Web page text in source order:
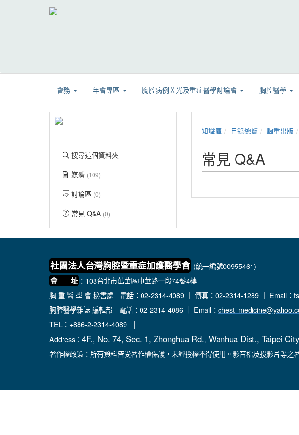
會務 年會專區 胸腔病例Ｘ光及重症醫學討論會 胸腔醫學
搜尋這個資料夾
媒體 (109)
討論區 (0)
常見 Q&A (0)
知識庫 目錄總覽 胸重出版
常見 Q&A
社團法人台灣胸腔暨重症加護醫學會 (統一編號00955461)
會 址 ：108台北市萬華區中華路一段74號4樓
胸 重 醫 學 會 秘書處 電話：02-2314-4089 ｜ 傳真：02-2314-1289 ｜ Email：
胸腔醫學雜誌 編輯部 電話：02-2314-4086 ｜ Email：
TEL：+886-2-2314-4089 │
Address： 4F., No. 74, Sec. 1, Zhonghua Rd., Wanhua Dist., Taipei
著作權政策：所有資料皆受著作權保護，未經授權不得使用。影音檔及投影片等之